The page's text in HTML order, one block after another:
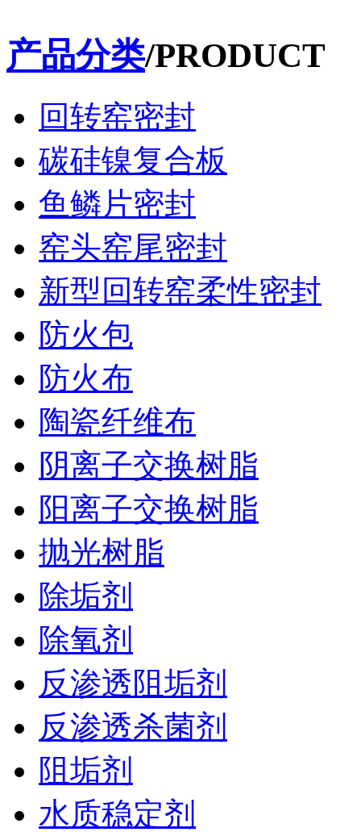
产品分类/PRODUCT
回转窑密封
碳硅镍复合板
鱼鳞片密封
窑头窑尾密封
新型回转窑柔性密封
防火包
防火布
陶瓷纤维布
阴离子交换树脂
阳离子交换树脂
抛光树脂
除垢剂
除氧剂
反渗透阻垢剂
反渗透杀菌剂
阻垢剂
水质稳定剂